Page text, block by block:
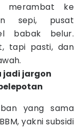
merambat ke
sepi, pusat
babak belur.
tapi pasti, dan
jadi jargon
yang sama
yakni subsidi